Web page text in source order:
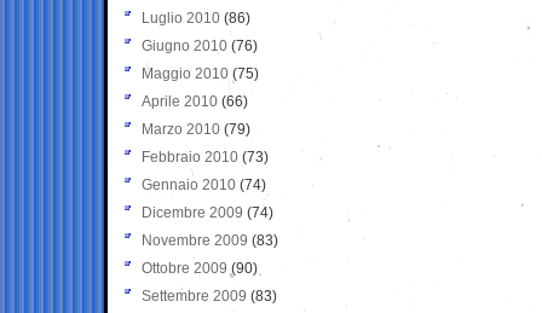
Luglio 2010 (86)
Giugno 2010 (76)
Maggio 2010 (75)
Aprile 2010 (66)
Marzo 2010 (79)
Febbraio 2010 (73)
Gennaio 2010 (74)
Dicembre 2009 (74)
Novembre 2009 (83)
Ottobre 2009 (90)
Settembre 2009 (83)